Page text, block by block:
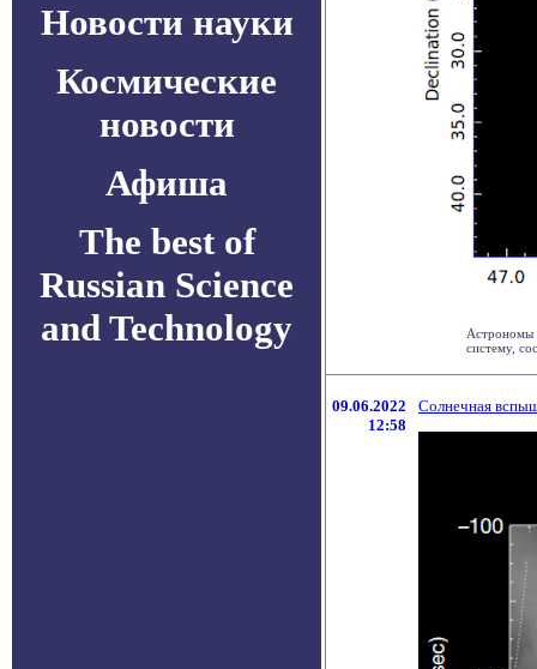
Новости науки
Космические
новости
Афиша
The best of
Russian Science
and Technology
Астрономы
систему,
09.06.2022
12:58
Солнечная